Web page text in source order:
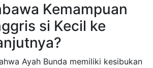
Kemampuan
si Kecil ke
Ayah Bunda memiliki kesibukan